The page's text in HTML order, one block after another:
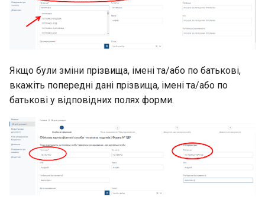
Якщо були зміни прізвища, імені та/або по батькові,
вкажіть попередні дані прізвища, імені та/або по
батькові у відповідних полях форми.